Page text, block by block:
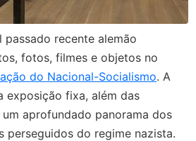
passado recente alemão
fotos, filmes e objetos no
do Nacional-Socialismo. A
exposição fixa, além das
aprofundado panorama dos
perseguidos do regime nazista.